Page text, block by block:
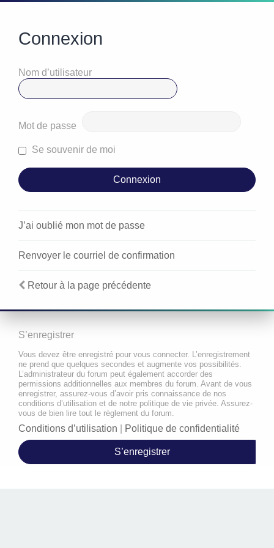
Connexion
Nom d’utilisateur
Mot de passe
Se souvenir de moi
J’ai oublié mon mot de passe
Renvoyer le courriel de confirmation
Retour à la page précédente
S’enregistrer
Vous devez être enregistré pour vous connecter. L’enregistrement
ne prend que quelques secondes et augmente vos possibilités.
L’administrateur du forum peut également accorder des
permissions additionnelles aux membres du forum. Avant de vous
enregistrer, assurez-vous d’avoir pris connaissance de nos
conditions d’utilisation et de notre politique de vie privée. Assurez-
vous de bien lire tout le règlement du forum.
Conditions d’utilisation Politique de confidentialité
S’enregistrer